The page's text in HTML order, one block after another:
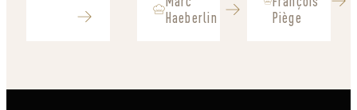
Haeberlin
Piège